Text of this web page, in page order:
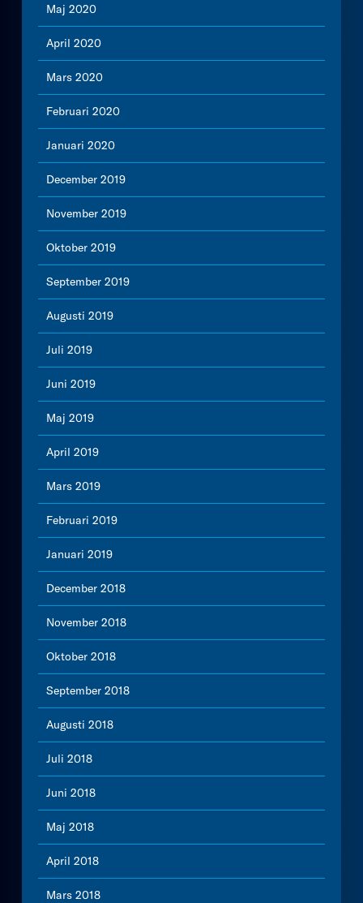
Maj 2020
April 2020
Mars 2020
Februari 2020
Januari 2020
December 2019
November 2019
Oktober 2019
September 2019
Augusti 2019
Juli 2019
Juni 2019
Maj 2019
April 2019
Mars 2019
Februari 2019
Januari 2019
December 2018
November 2018
Oktober 2018
September 2018
Augusti 2018
Juli 2018
Juni 2018
Maj 2018
April 2018
Mars 2018